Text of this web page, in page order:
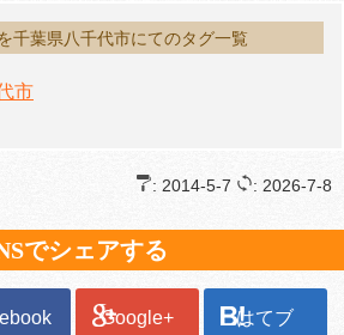
千葉県八千代市にてのタグ一覧
市
: 2014-5-7 : 2026-7-8
でシェアする
Google+ はてブ